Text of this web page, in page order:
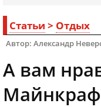
Статьи > Отдых
Автор: Александр
А вам